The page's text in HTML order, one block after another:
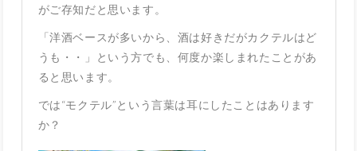
がご存知だと思います。
「洋酒ベースが多いから、酒は好きだがカクテルはど
うも・・」という方でも、何度か楽しまれたことがあ
ると思います。
では“モクテル”という言葉は耳にしたことはあります
か？